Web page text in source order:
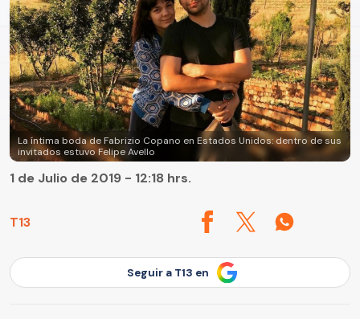
La íntima boda de Fabrizio Copano en Estados Unidos: dentro de sus
invitados estuvo Felipe Avello
T13
1 de Julio de 2019 - 12:18 hrs.
Seguir a T13 en